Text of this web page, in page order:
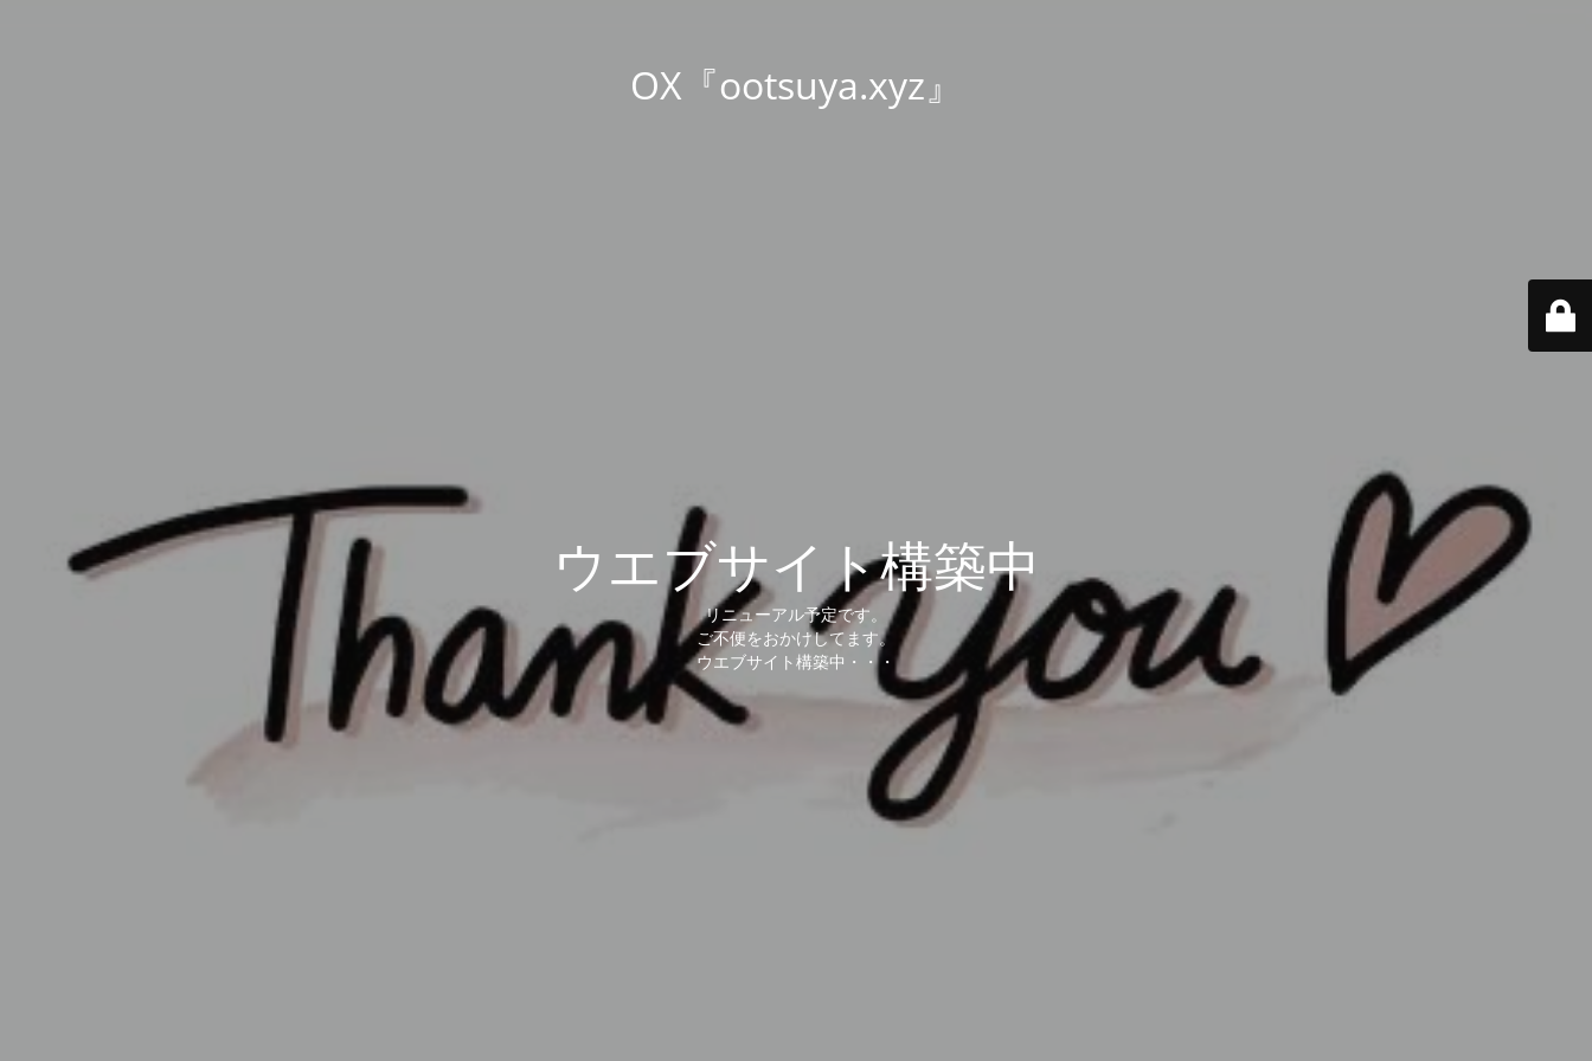
OX『ootsuya.xyz』
ウエブサイト構築中
リニューアル予定です。
ご不便をおかけしてます。
ウエブサイト構築中・・・